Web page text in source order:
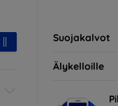
Suojakalvot
Älykelloille